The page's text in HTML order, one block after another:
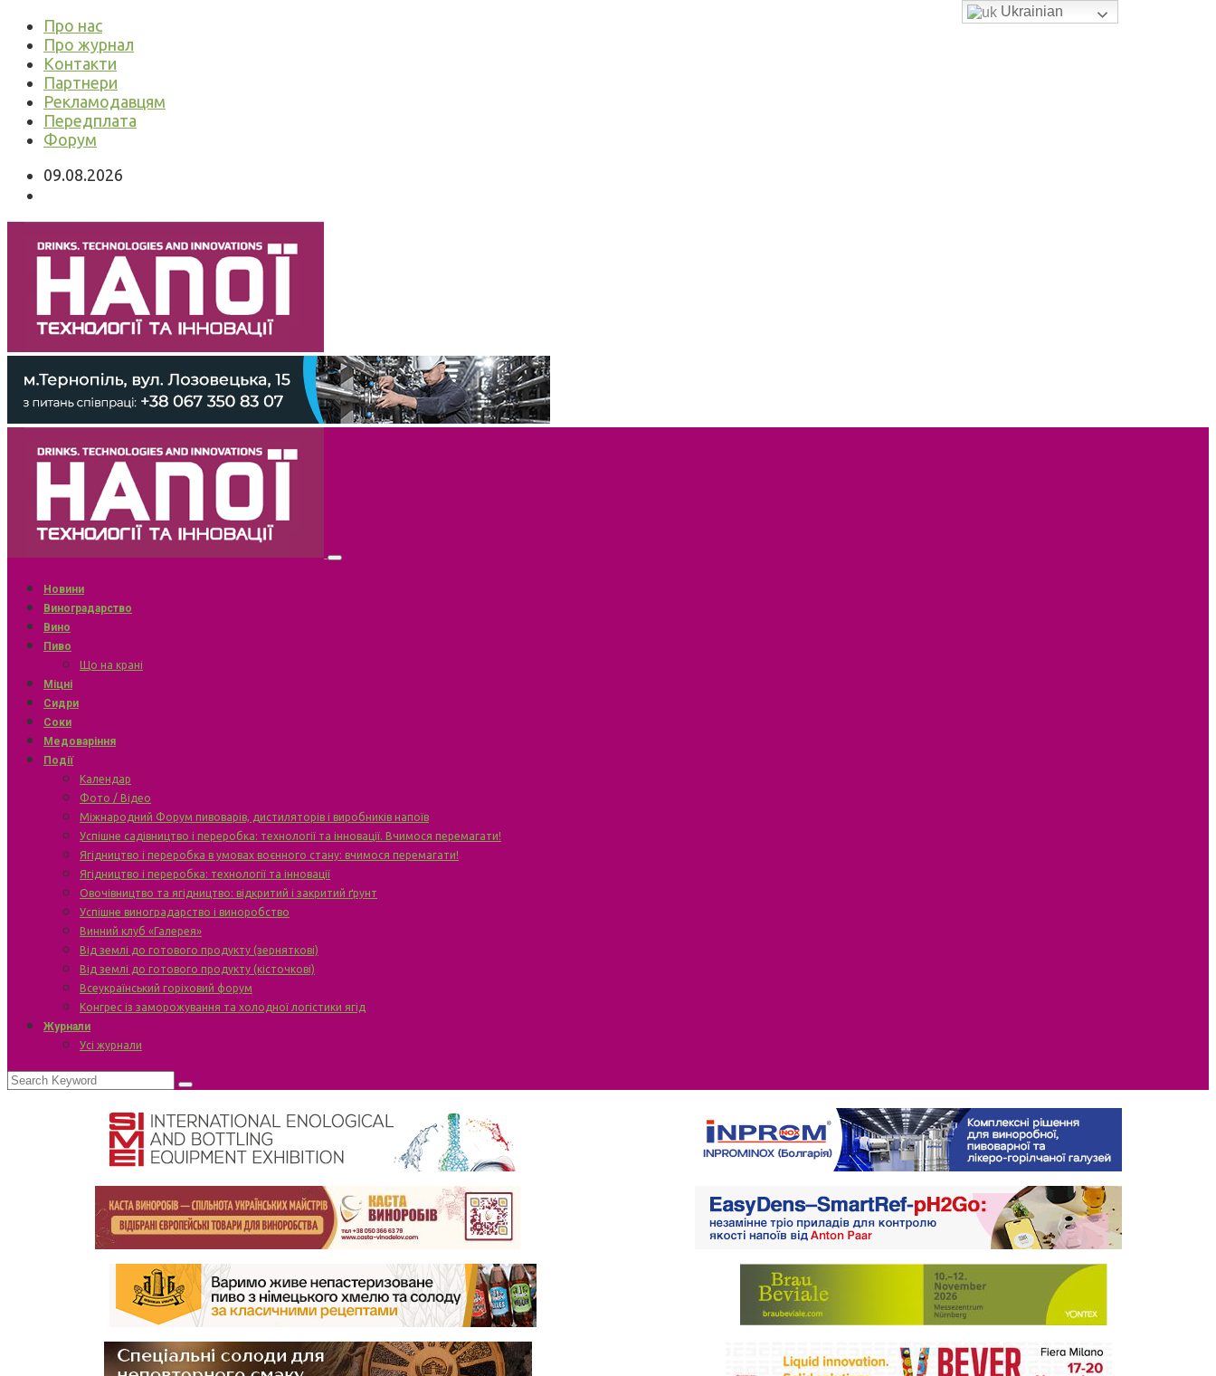
Про нас
Про журнал
Контакти
Партнери
Рекламодавцям
Передплата
Форум
09.08.2026
Новини
Виноградарство
Вино
Пиво
Що на крані
Міцні
Сидри
Соки
Медоваріння
Події
Календар
Фото / Відео
Міжнародний Форум пивоварів, дистиляторів і виробників напоїв
Успішне садівництво і переробка: технології та інновації. Вчимося перемагати!
Ягідництво і переробка в умовах воєнного стану: вчимося перемагати!
Ягідництво і переробка: технології та інновації
Овочівництво та ягідництво: відкритий і закритий ґрунт
Успішне виноградарство і виноробство
Винний клуб «Галерея»
Від землі до готового продукту (зерняткові)
Від землі до готового продукту (кісточкові)
Всеукраїнський горіховий форум
Конгрес із заморожування та холодної логістики ягід
Журнали
Усі журнали
Ukrainian